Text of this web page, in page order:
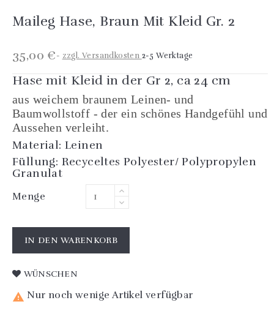
Maileg Hase, Braun Mit Kleid Gr. 2
35,00 € zzgl. Versandkosten 2-5 Werktage
Hase mit Kleid in der Gr 2, ca 24 cm
aus weichem braunem Leinen- und
Baumwollstoff - der ein schönes Handgefühl und
Aussehen verleiht.
Material: Leinen
Füllung: Recyceltes Polyester/ Polypropylen
Granulat
Menge
IN DEN WARENKORB
WÜNSCHEN
 Nur noch wenige Artikel verfügbar